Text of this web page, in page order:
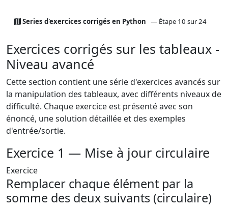
Series d'exercices corrigés en Python — Étape 10 sur 24
Exercices corrigés sur les tableaux -
Niveau avancé
Cette section contient une série d'exercices avancés sur
la manipulation des tableaux, avec différents niveaux de
difficulté. Chaque exercice est présenté avec son
énoncé, une solution détaillée et des exemples
d'entrée/sortie.
Exercice 1 — Mise à jour circulaire
Exercice
Remplacer chaque élément par la
somme des deux suivants (circulaire)